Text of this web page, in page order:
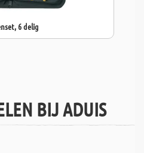
6 delig
BIJ ADUIS